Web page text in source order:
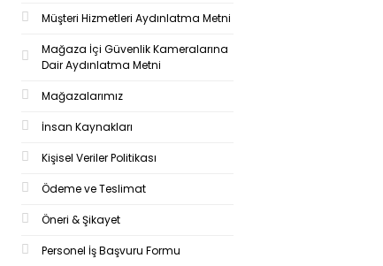
Müşteri Hizmetleri Aydınlatma Metni
Mağaza İçi Güvenlik Kameralarına
Dair Aydınlatma Metni
Mağazalarımız
İnsan Kaynakları
Kişisel Veriler Politikası
Ödeme ve Teslimat
Öneri & Şikayet
Personel İş Başvuru Formu